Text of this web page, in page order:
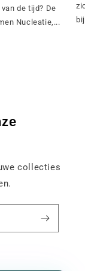
de tijd? De
Nucleatie,...
collecties